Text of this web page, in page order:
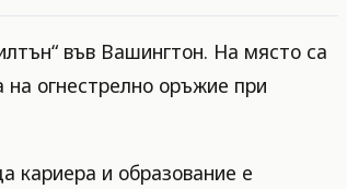
във Вашингтон. На място са
огнестрелно оръжие при
кариера и образование е